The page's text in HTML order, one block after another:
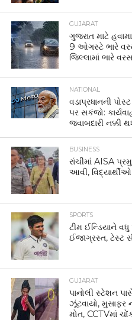
GUJARAT
ગુજરાત માટે
9 ઓગસ્ટે ભારે
જિલ્લામાં ભારે
NATIONAL
વડાપ્રધાનની
પર સકંજો:
જવાબદારી નક્કી
BUSINESS
રાંચીમાં AISA
આવી, વિદ્યાર્થીઓ
SPORTS
ટીમ ઈન્ડિયાને
ઈજાગ્રસ્ત, ટેસ્ટ
GUJARAT
પાનોલી સ્ટેશન
ઝૂંટવાયો, મુસાફર
મોત, CCTVમાં